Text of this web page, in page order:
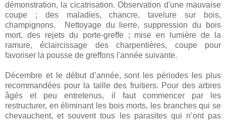
démonstration, la cicatrisation. Observation d'une mauvaise
coupe ; des maladies, chancre, tavelure sur bois,
champignons. Nettoyage du lierre, suppression du bois
mort, des rejets du porte-greffe ; mise en lumière de la
ramure, éclaircissage des charpentières, coupe pour
favoriser la pousse de greffons l'année suivante.
Décembre et le début d’année, sont les périodes les plus
recommandées pour la taille des fruitiers. Pour des arbres
âgés et peu entretenus, il faut commencer par les
restructurer, en éliminant les bois morts, les branches qui se
chevauchent, et souvent tous les parasites qui n’ont pas